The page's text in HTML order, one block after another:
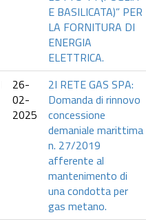
E BASILICATA)” PER
LA FORNITURA DI
ENERGIA
ELETTRICA.
26-
02-
2025
2I RETE GAS SPA:
Domanda di rinnovo
concessione
demaniale marittima
n. 27/2019
afferente al
mantenimento di
una condotta per
gas metano.